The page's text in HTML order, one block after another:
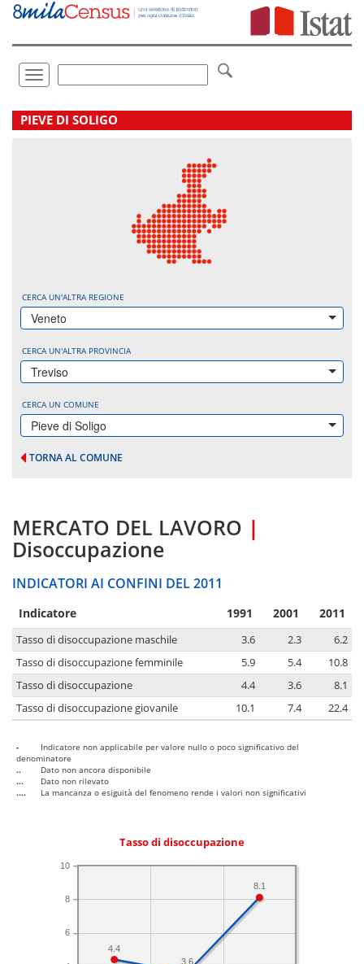
Vai
direttamente
Toggle
navigation
.
PIEVE DI SOLIGO
CERCA UN'ALTRA REGIONE
Veneto
CERCA UN'ALTRA PROVINCIA
Treviso
CERCA UN COMUNE
Pieve di Soligo
TORNA AL COMUNE
MERCATO DEL LAVORO |
Disoccupazione
INDICATORI AI CONFINI DEL 2011
Indicatore 1991 2001 2011
Tasso di disoccupazione maschile 3.6 2.3
6.2
Tasso di disoccupazione femminile
5.9 5.4
10.8
Tasso di disoccupazione
4.4 3.6
8.1
Tasso di disoccupazione giovanile
10.1 7.4 22.4
-
Indicatore non applicabile per valore nullo o poco significativo del
denominatore
..
Dato non ancora disponibile
...
Dato non rilevato
....
La mancanza o esiguità del fenomeno rende i valori non significativi
Tasso di disoccupazione
6
8
10
8.1
3.6
4.4